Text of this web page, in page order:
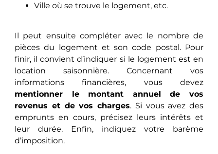
Ville où se trouve le logement, etc.
Il peut ensuite compléter avec le nombre de
pièces du logement et son code postal. Pour
finir, il convient d’indiquer si le logement est en
location saisonnière. Concernant vos
informations financières, vous devez
mentionner le montant annuel de vos
revenus et de vos charges. Si vous avez des
emprunts en cours, précisez leurs intérêts et
leur durée. Enfin, indiquez votre barème
d’imposition.